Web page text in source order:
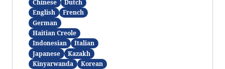
Chinese
Dutch
English
French
German
Haitian Creole
Indonesian
Italian
Japanese
Kazakh
Kinyarwanda
Korean